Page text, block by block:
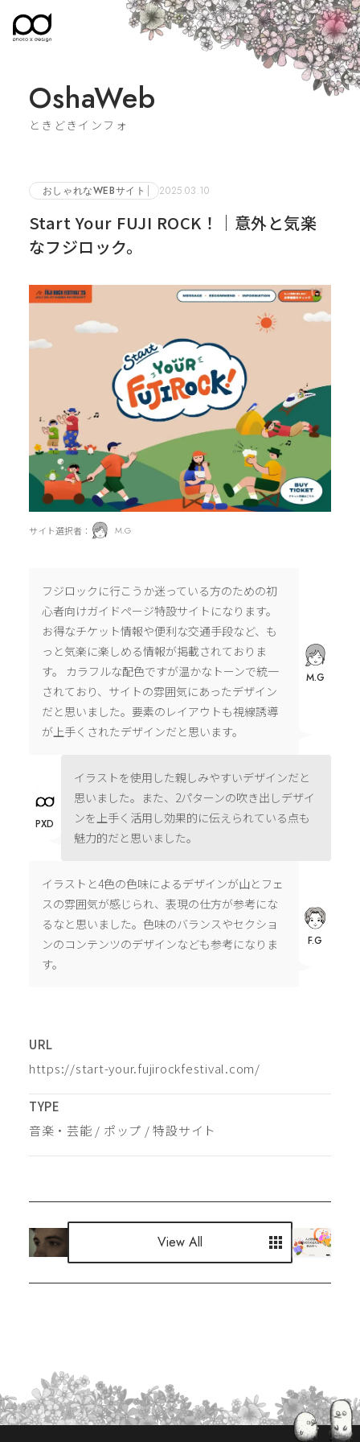
OshaWeb
ときどきインフォ
おしゃれなWEBサイト 2025.03.10
Start Your FUJI ROCK！｜意外と気楽
なフジロック。
サイト選択者： M.G
フジロックに行こうか迷っている方のための初
心者向けガイドページ特設サイトになります。
お得なチケット情報や便利な交通手段など、も
っと気楽に楽しめる情報が掲載されておりま
す。 カラフルな配色ですが温かなトーンで統一
されており、サイトの雰囲気にあったデザイン
だと思いました。要素のレイアウトも視線誘導
が上手くされたデザインだと思います。
M.G
イラストを使用した親しみやすいデザインだと
思いました。また、2パターンの吹き出しデザイ
ンを上手く活用し効果的に伝えられている点も
魅力的だと思いました。
PXD
イラストと4色の色味によるデザインが山とフェ
スの雰囲気が感じられ、表現の仕方が参考にな
るなと思いました。色味のバランスやセクショ
ンのコンテンツのデザインなども参考になりま
す。
F.G
URL
https://start-your.fujirockfestival.com/
TYPE
音楽・芸能 / ポップ / 特設サイト
View All
View All